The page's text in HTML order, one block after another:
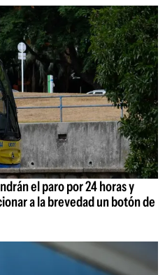
el paro por 24 horas y
a la brevedad un botón de